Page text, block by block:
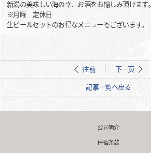
新潟の美味しい海の幸、お酒をお愉しみ頂けます。
※月曜 定休日
生ビールセットのお得なメニューもございます。
往前 下一页
記事一覧へ戻る
公司简介
住宿条款